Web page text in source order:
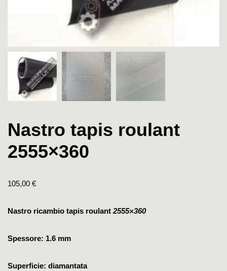
Nastro tapis roulant
2555×360
105,00 €
Nastro ricambio tapis roulant 2555×360
Spessore: 1.6 mm
Superficie: diamantata